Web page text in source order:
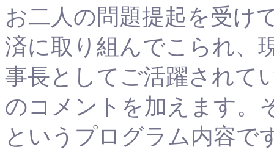
お二人の問題提起を受け
済に取り組んでこられ、
事長としてご活躍されて
のコメントを加えます。
というプログラム内容で